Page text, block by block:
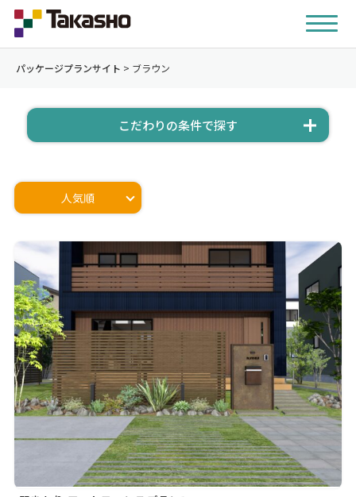
パッケージプランサイト > ブラウン
こだわりの条件で探す